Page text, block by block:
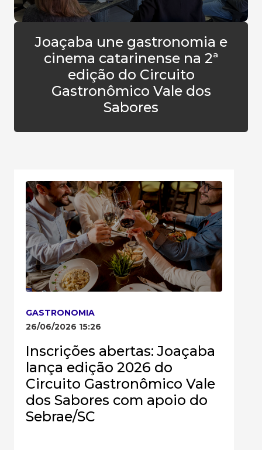
Joaçaba une gastronomia e
cinema catarinense na 2ª
edição do Circuito
Gastronômico Vale dos
Sabores
GASTRONOMIA
26/06/2026 15:26
Inscrições abertas: Joaçaba
lança edição 2026 do
Circuito Gastronômico Vale
dos Sabores com apoio do
Sebrae/SC